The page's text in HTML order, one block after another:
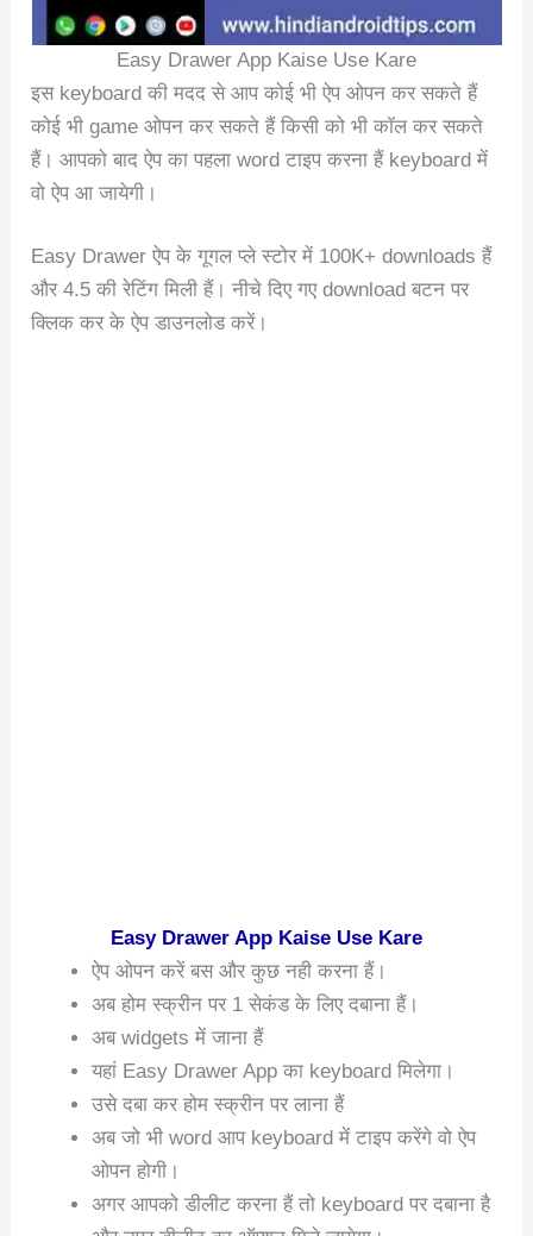
Easy Drawer App Kaise Use Kare
इस keyboard की मदद से आप कोई भी ऐप ओपन कर सकते हैं
कोई भी game ओपन कर सकते हैं किसी को भी कॉल कर सकते
हैं। आपको बाद ऐप का पहला word टाइप करना हैं keyboard में
वो ऐप आ जायेगी।
Easy Drawer ऐप के गूगल प्ले स्टोर में 100K+ downloads हैं
और 4.5 की रेटिंग मिली हैं। नीचे दिए गए download बटन पर
क्लिक कर के ऐप डाउनलोड करें।
Easy Drawer App Kaise Use Kare
ऐप ओपन करें बस और कुछ नही करना हैं।
अब होम स्क्रीन पर 1 सेकंड के लिए दबाना हैं।
अब widgets में जाना हैं
यहां Easy Drawer App का keyboard मिलेगा।
उसे दबा कर होम स्क्रीन पर लाना हैं
अब जो भी word आप keyboard में टाइप करेंगे वो ऐप
ओपन होगी।
अगर आपको डीलीट करना हैं तो keyboard पर दबाना है